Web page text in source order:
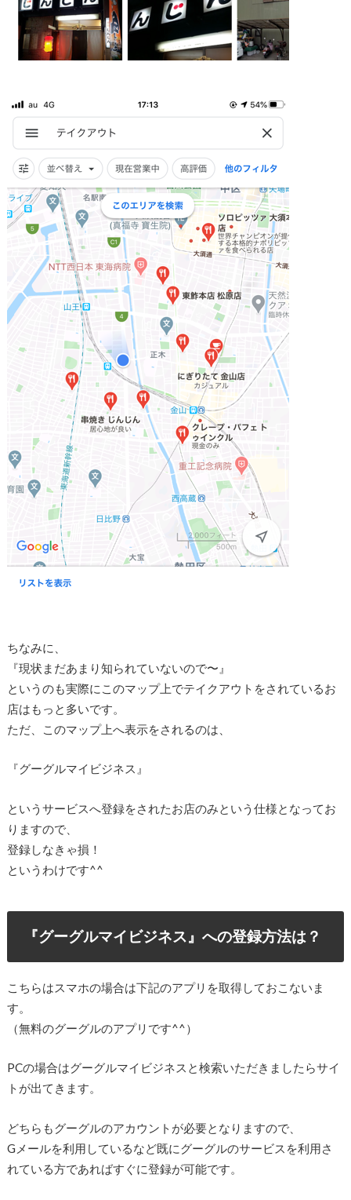
ちなみに、
『現状まだあまり知られていないので〜』
というのも実際にこのマップ上でテイクアウトをされているお
店はもっと多いです。
ただ、このマップ上へ表示をされるのは、
『グーグルマイビジネス』
というサービスへ登録をされたお店のみという仕様となってお
りますので、
登録しなきゃ損！
というわけです^^
『グーグルマイビジネス』への登録方法は？
こちらはスマホの場合は下記のアプリを取得しておこないま
す。
（無料のグーグルのアプリです^^）
PCの場合はグーグルマイビジネスと検索いただきましたらサイ
トが出てきます。
どちらもグーグルのアカウントが必要となりますので、
Gメールを利用しているなど既にグーグルのサービスを利用さ
れている方であればすぐに登録が可能です。